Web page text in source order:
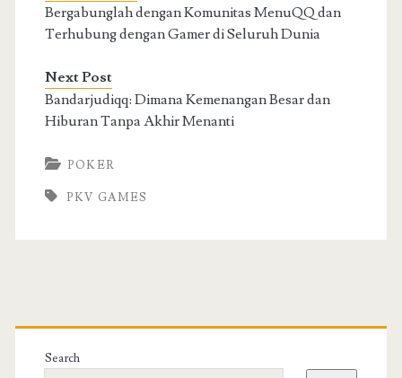
Bergabunglah dengan Komunitas MenuQQ dan
Terhubung dengan Gamer di Seluruh Dunia
Next Post
Bandarjudiqq: Dimana Kemenangan Besar dan
Hiburan Tanpa Akhir Menanti
POKER
PKV GAMES
Primary
Sidebar
Search